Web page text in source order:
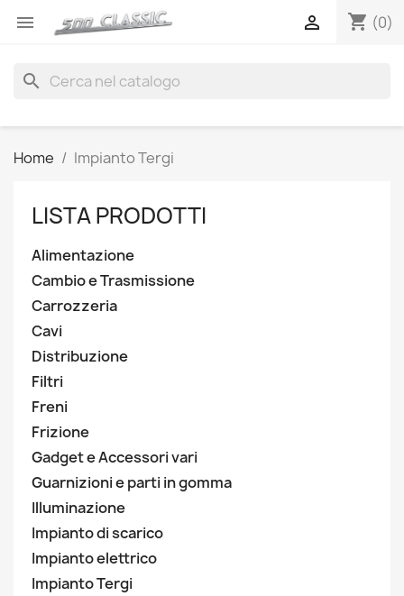
 shopping_cart (0)

search
Home Impianto Tergi
LISTA PRODOTTI
Alimentazione
Cambio e Trasmissione
Carrozzeria
Cavi
Distribuzione
Filtri
Freni
Frizione
Gadget e Accessori vari
Guarnizioni e parti in gomma
Illuminazione
Impianto di scarico
Impianto elettrico
Impianto Tergi